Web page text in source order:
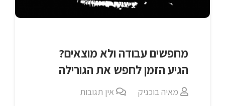
מחפשים עבודה ולא מוצאים?
הגיע הזמן לחפש את הגורילה
מאיה בוכניק אין תגובות